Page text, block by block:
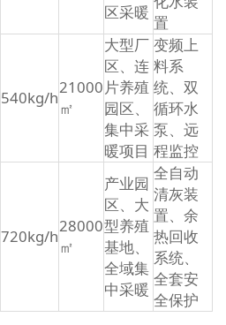
区采暖
置
540kg/h
21000
㎡
大型厂
区、连
片养殖
园区、
集中采
暖项目
变频上
料系
统、双
循环水
泵、远
程监控
720kg/h
28000
㎡
产业园
区、大
型养殖
基地、
全域集
中采暖
全自动
清灰装
置、余
热回收
系统、
全套安
全保护